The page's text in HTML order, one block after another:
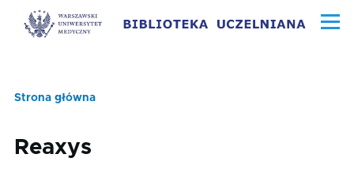
Przejdź do treści
Menu
nawigacyjna
Strona główna
Reaxys